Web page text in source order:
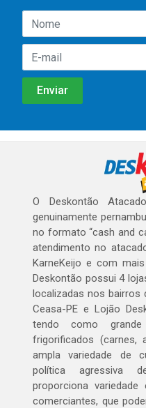
O Deskontão
genuinamente
no formato “cash and
atendimento no
KarneKeijo e com
Deskontão possui 4
localizadas nos bairros
Ceasa-PE e Lojão
tendo como
frigorificados (carnes,
ampla variedade de
política agressiva
proporciona
comerciantes, que